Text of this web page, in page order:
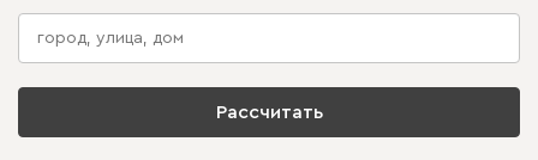
Рассчитать